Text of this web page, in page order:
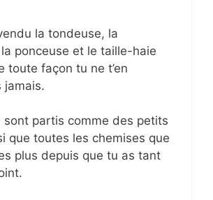
la tondeuse, la
ponceuse et le taille-haie
toute façon tu ne t’en
jamais.
sont partis comme des petits
que toutes les chemises que
plus depuis que tu as tant